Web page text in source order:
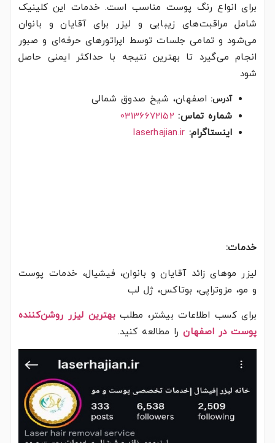
برای انواع رنگ پوست مناسب است. خدمات این کلینیک
شامل مراقبت‌های زیبایی و لیزر برای آقایان و بانوان
می‌شود و تمامی جلسات توسط اپراتورهای حرفه‌ای و صبور
انجام می‌گیرد تا بهترین نتیجه با حداکثر ایمنی حاصل
شود
آدرس: اصفهان، شیخ صدوق شمالی
شماره تماس: 03136672152
اینستاگرام: laserhajian.ir
خدمات:
لیزر موهای زائد آقایان و بانوان، فیشیال، خدمات پوست
و مو، مزوتراپی، بوتاکس، ژل لب
برای کسب اطلاعات بیشتر، مطلببهترین لیزر روشن‌کننده
پوست در اصفهانرا مطالعه کنید.